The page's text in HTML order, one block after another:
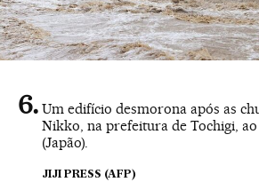
Um edifício desmorona após as
Nikko, na prefeitura de Tochigi,
(Japão).
JIJI PRESS (AFP)